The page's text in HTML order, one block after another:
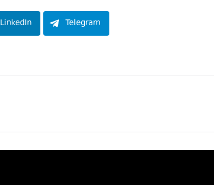
LinkedIn Telegram